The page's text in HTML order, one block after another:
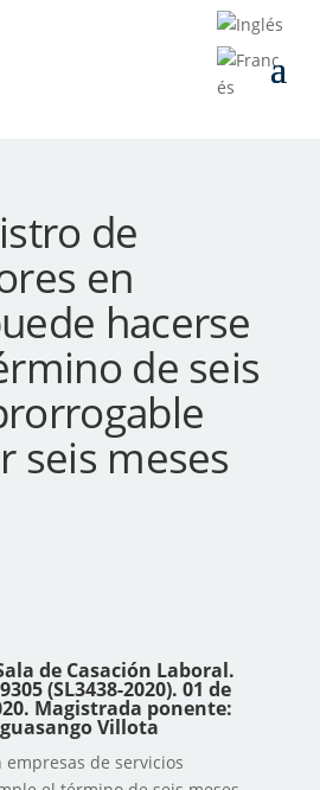
de
en
hacerse
de seis
seis meses
de Casación Laboral.
(SL3438-2020). 01 de
Magistrada ponente:
Villota
empresas de servicios